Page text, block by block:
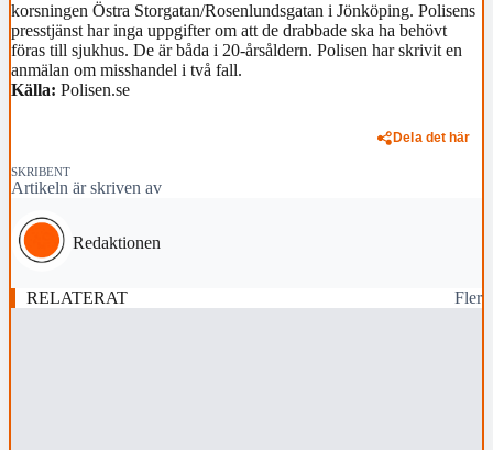
korsningen Östra Storgatan/Rosenlundsgatan i Jönköping. Polisens
presstjänst har inga uppgifter om att de drabbade ska ha behövt
föras till sjukhus. De är båda i 20-årsåldern. Polisen har skrivit en
anmälan om misshandel i två fall.
Källa: Polisen.se
Dela det här
SKRIBENT
Artikeln är skriven av
Redaktionen
RELATERAT Fler